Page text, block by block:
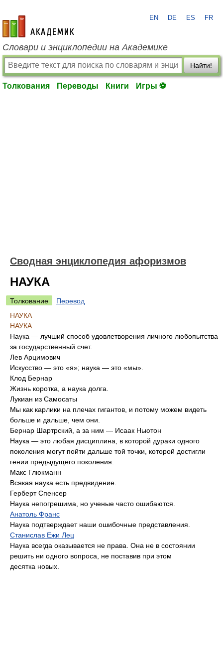
academic.ru
EN DE ES FR
Словари и энциклопедии на Академике
Найти!
Толкования Переводы Книги Игры ⚽
Сводная энциклопедия афоризмов
НАУКА
Толкование
Перевод
НАУКА
НАУКА
Наука — лучший способ удовлетворения личного любопытства
за государственный счет.
Лев Арцимович
Искусство — это «я»; наука — это «мы».
Клод Бернар
Жизнь коротка, а наука долга.
Лукиан из Самосаты
Мы как карлики на плечах гигантов, и потому можем видеть
больше и дальше, чем они.
Бернар Шартрский, а за ним — Исаак Ньютон
Наука — это любая дисциплина, в которой дураки одного
поколения могут пойти дальше той точки, которой достигли
гении предыдущего поколения.
Макс Глюкманн
Всякая наука есть предвидение.
Герберт Спенсер
Наука непогрешима, но ученые часто ошибаются.
Анатоль Франс
Наука подтверждает наши ошибочные представления.
Станислав Ежи Лец
Наука всегда оказывается не права. Она не в состоянии
решить ни одного вопроса, не поставив при этом
десятка новых.